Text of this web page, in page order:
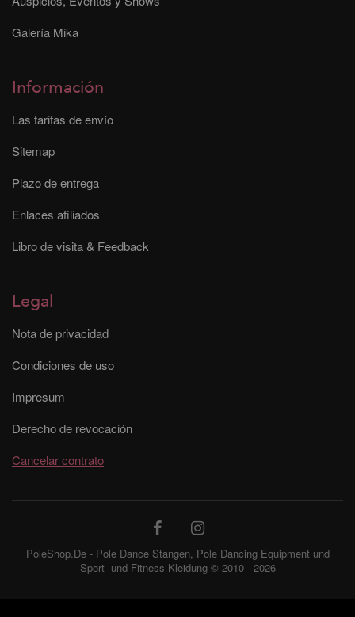
Galería Mika
Información
Las tarifas de envío
Sitemap
Plazo de entrega
Enlaces afiliados
Libro de visita & Feedback
Legal
Nota de privacidad
Condiciones de uso
Impresum
Derecho de revocación
Cancelar contrato
PoleShop.De - Pole Dance Stangen, Pole Dancing Equipment und
Sport- und Fitness Kleidung © 2010 - 2026